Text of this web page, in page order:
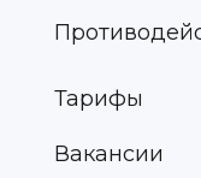
Тарифы
Вакансии